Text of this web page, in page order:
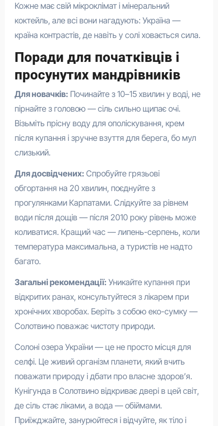
Кожне має свій мікроклімат і мінеральний
коктейль, але всі вони нагадують: Україна —
країна контрастів, де навіть у солі ховається сила.
Поради для початківців і
просунутих мандрівників
Для новачків: Починайте з 10–15 хвилин у воді, не
пірнайте з головою — сіль сильно щипає очі.
Візьміть прісну воду для ополіскування, крем
після купання і зручне взуття для берега, бо мул
слизький.
Для досвідчених: Спробуйте грязьові
обгортання на 20 хвилин, поєднуйте з
прогулянками Карпатами. Слідкуйте за рівнем
води після дощів — після 2010 року рівень може
коливатися. Кращий час — липень-серпень, коли
температура максимальна, а туристів не надто
багато.
Загальні рекомендації: Уникайте купання при
відкритих ранах, консультуйтеся з лікарем при
хронічних хворобах. Беріть з собою еко-сумку —
Солотвино поважає чистоту природи.
Солоні озера України — це не просто місця для
селфі. Це живий організм планети, який вчить
поважати природу і дбати про власне здоров’я.
Кунігунда в Солотвино відкриває двері в цей світ,
де сіль стає ліками, а вода — обіймами.
Приїжджайте, занурюйтеся і відчуйте, як тіло і